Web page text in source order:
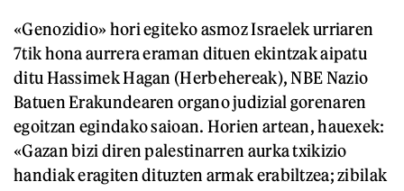
«Genozidio» hori egiteko asmoz Israelek urriaren
7tik hona aurrera eraman dituen ekintzak aipatu
ditu Hassimek Hagan (Herbehereak), NBE Nazio
Batuen Erakundearen organo judizial gorenaren
egoitzan egindako saioan. Horien artean, hauexek:
«Gazan bizi diren palestinarren aurka txikizio
handiak eragiten dituzten armak erabiltzea; zibilak